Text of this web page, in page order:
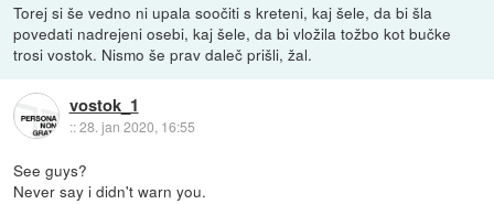
Torej si še vedno ni upala soočiti s kreteni, kaj šele, da bi šla
povedati nadrejeni osebi, kaj šele, da bi vložila tožbo kot bučke
trosi vostok. Nismo še prav daleč prišli, žal.
vostok_1
::28. jan 2020, 16:55
See guys?
Never say i didn't warn you.